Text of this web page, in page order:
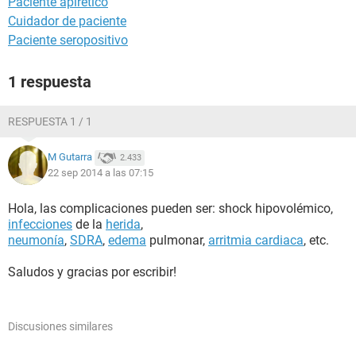
Cuidador de paciente
Paciente seropositivo
1 respuesta
RESPUESTA 1 / 1
M Gutarra 2.433
22 sep 2014 a las 07:15
Hola, las complicaciones pueden ser: shock hipovolémico,
infecciones de la herida,
neumonía, SDRA, edema pulmonar, arritmia cardiaca, etc.
Saludos y gracias por escribir!
Discusiones similares